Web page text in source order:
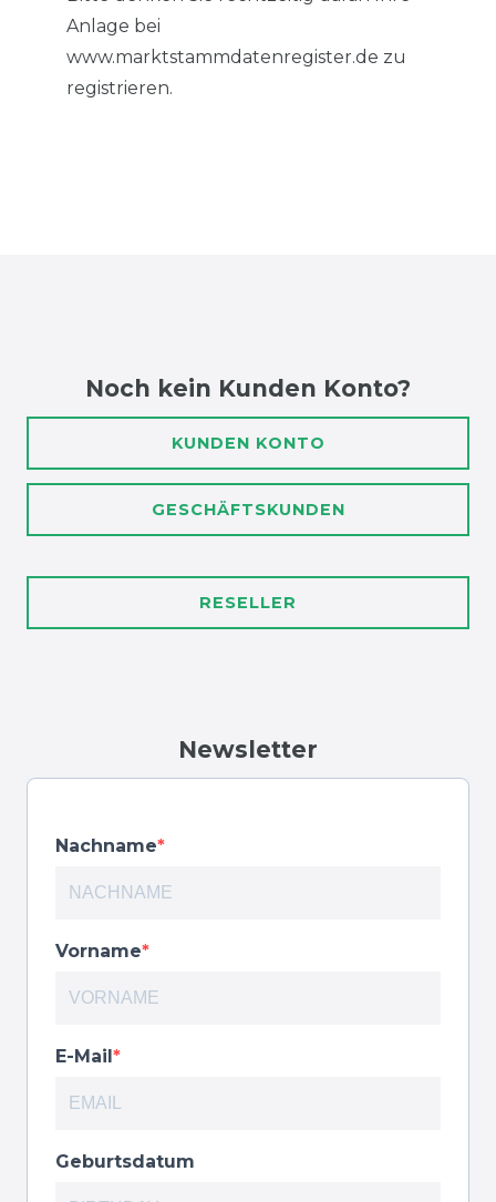
Anlage bei
www.marktstammdatenregister.de zu
registrieren.
Noch kein Kunden Konto?
KUNDEN KONTO
GESCHÄFTSKUNDEN
RESELLER
Newsletter
Nachname
Vorname
E-Mail
Geburtsdatum